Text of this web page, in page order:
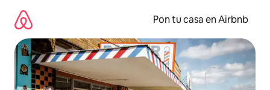
contenido
Pon tu casa en Airbnb